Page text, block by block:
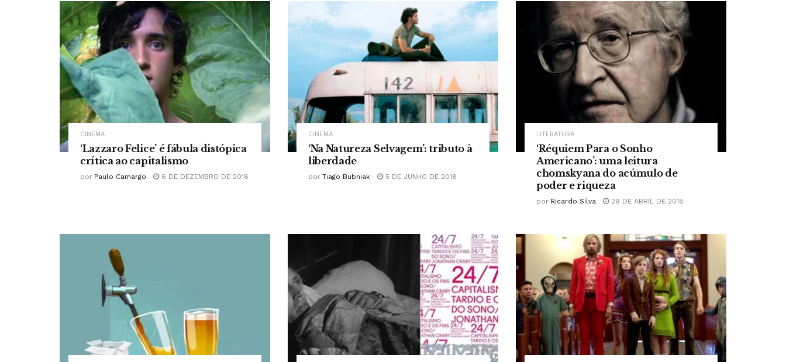
CINEMA
‘Lazzaro Felice’ é fábula distópica
crítica ao capitalismo
por Paulo Camargo 6 DE DEZEMBRO DE 2018
CINEMA
‘Na Natureza Selvagem’: tributo à
liberdade
por Tiago Bubniak 5 DE JUNHO DE 2018
LITERATURA
‘Réquiem Para o Sonho
Americano’: uma leitura
chomskyana do acúmulo de
poder e riqueza
por Ricardo Silva 29 DE ABRIL DE 2018